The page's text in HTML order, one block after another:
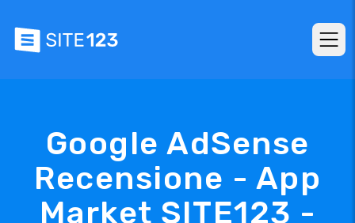
Google AdSense
Recensione - App
Market SITE123 -